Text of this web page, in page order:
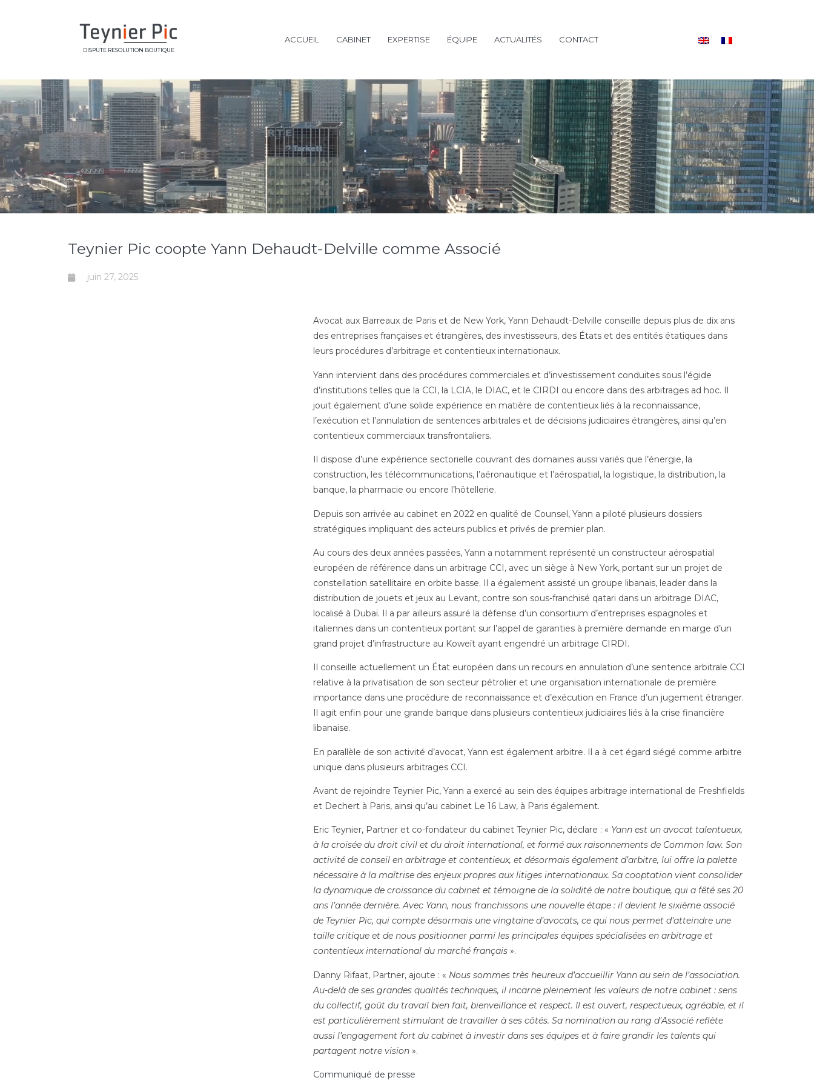
DISPUTE RESOLUTION BOUTIQUE
ACCUEIL CABINET EXPERTISE ÉQUIPE ACTUALITÉS CONTACT
Teynier Pic coopte Yann Dehaudt-Delville comme Associé
juin 27, 2025
Avocat aux Barreaux de Paris et de New York, Yann Dehaudt-Delville conseille depuis plus de dix ans
des entreprises françaises et étrangères, des investisseurs, des États et des entités étatiques dans
leurs procédures d’arbitrage et contentieux internationaux.
Yann intervient dans des procédures commerciales et d’investissement conduites sous l’égide
d’institutions telles que la CCI, la LCIA, le DIAC, et le CIRDI ou encore dans des arbitrages ad hoc. Il
jouit également d’une solide expérience en matière de contentieux liés à la reconnaissance,
l’exécution et l’annulation de sentences arbitrales et de décisions judiciaires étrangères, ainsi qu’en
contentieux commerciaux transfrontaliers.
Il dispose d’une expérience sectorielle couvrant des domaines aussi variés que l’énergie, la
construction, les télécommunications, l’aéronautique et l’aérospatial, la logistique, la distribution, la
banque, la pharmacie ou encore l’hôtellerie.
Depuis son arrivée au cabinet en 2022 en qualité de Counsel, Yann a piloté plusieurs dossiers
stratégiques impliquant des acteurs publics et privés de premier plan.
Au cours des deux années passées, Yann a notamment représenté un constructeur aérospatial
européen de référence dans un arbitrage CCI, avec un siège à New York, portant sur un projet de
constellation satellitaire en orbite basse. Il a également assisté un groupe libanais, leader dans la
distribution de jouets et jeux au Levant, contre son sous-franchisé qatari dans un arbitrage DIAC,
localisé à Dubaï. Il a par ailleurs assuré la défense d’un consortium d’entreprises espagnoles et
italiennes dans un contentieux portant sur l’appel de garanties à première demande en marge d’un
grand projet d’infrastructure au Koweït ayant engendré un arbitrage CIRDI.
Il conseille actuellement un État européen dans un recours en annulation d’une sentence arbitrale CCI
relative à la privatisation de son secteur pétrolier et une organisation internationale de première
importance dans une procédure de reconnaissance et d’exécution en France d’un jugement étranger.
Il agit enfin pour une grande banque dans plusieurs contentieux judiciaires liés à la crise financière
libanaise.
En parallèle de son activité d’avocat, Yann est également arbitre. Il a à cet égard siégé comme arbitre
unique dans plusieurs arbitrages CCI.
Avant de rejoindre Teynier Pic, Yann a exercé au sein des équipes arbitrage international de Freshfields
et Dechert à Paris, ainsi qu’au cabinet Le 16 Law, à Paris également.
Eric Teynier, Partner et co-fondateur du cabinet Teynier Pic, déclare : « Yann est un avocat talentueux,
à la croisée du droit civil et du droit international, et formé aux raisonnements de Common law. Son
activité de conseil en arbitrage et contentieux, et désormais également d’arbitre, lui offre la palette
nécessaire à la maîtrise des enjeux propres aux litiges internationaux. Sa cooptation vient consolider
la dynamique de croissance du cabinet et témoigne de la solidité de notre boutique, qui a fêté ses 20
ans l’année dernière. Avec Yann, nous franchissons une nouvelle étape : il devient le sixième associé
de Teynier Pic, qui compte désormais une vingtaine d’avocats, ce qui nous permet d’atteindre une
taille critique et de nous positionner parmi les principales équipes spécialisées en arbitrage et
contentieux international du marché français».
Danny Rifaat, Partner, ajoute : « Nous sommes très heureux d’accueillir Yann au sein de l’association.
Au-delà de ses grandes qualités techniques, il incarne pleinement les valeurs de notre cabinet : sens
du collectif, goût du travail bien fait, bienveillance et respect. Il est ouvert, respectueux, agréable, et il
est particulièrement stimulant de travailler à ses côtés. Sa nomination au rang d’Associé reflète
aussi l’engagement fort du cabinet à investir dans ses équipes et à faire grandir les talents qui
partagent notre vision».
Communiqué de presse